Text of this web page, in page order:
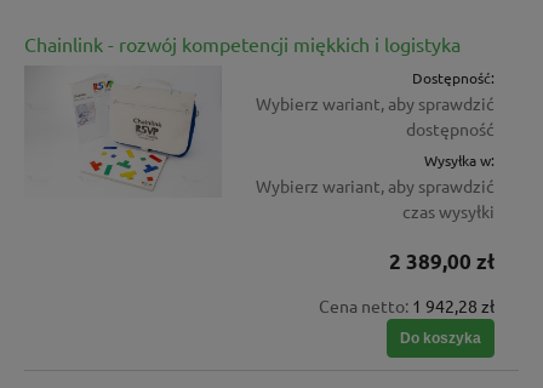
Chainlink - rozwój kompetencji miękkich i logistyka
Dostępność:
Wybierz wariant, aby sprawdzić
dostępność
Wysyłka w:
Wybierz wariant, aby sprawdzić
czas wysyłki
2 389,00 zł
Cena netto: 1 942,28 zł
Do koszyka